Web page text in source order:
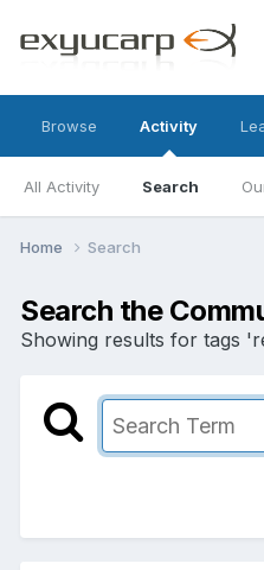
Browse Activity
All Activity Search
Home Search
Search the
Showing results for tags